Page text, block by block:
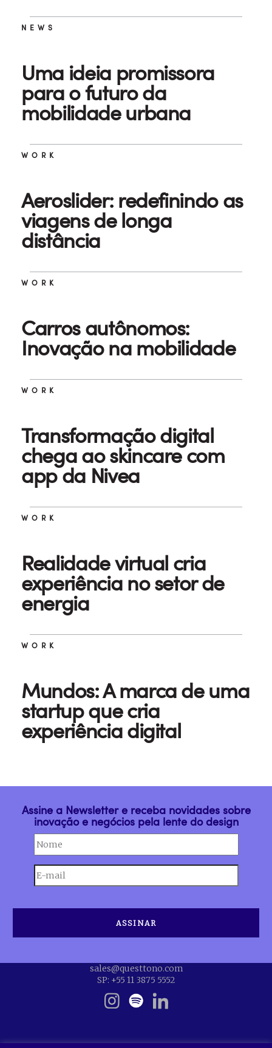
NEWS
Uma ideia promissora
para o futuro da
mobilidade urbana
WORK
Aeroslider: redefinindo as
viagens de longa
distância
WORK
Carros autônomos:
Inovação na mobilidade
WORK
Transformação digital
chega ao skincare com
app da Nivea
WORK
Realidade virtual cria
experiência no setor de
energia
WORK
Mundos: A marca de uma
startup que cria
experiência digital
Assine a Newsletter e receba novidades sobre
inovação e negócios pela lente do design
sales@questtono.com
SP: +55 11 3875 5552